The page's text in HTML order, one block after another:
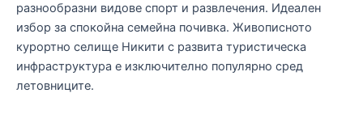
разнообразни видове спорт и развлечения. Идеален
избор за спокойна семейна почивка. Живописното
курортно селище Никити с развита туристическа
инфраструктура е изключително популярно сред
летовниците.